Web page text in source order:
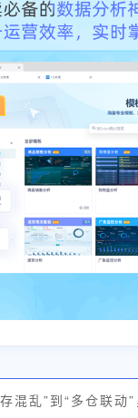
混乱”到“多仓联